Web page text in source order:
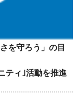
を守ろう」の目
ティ｣活動を推進